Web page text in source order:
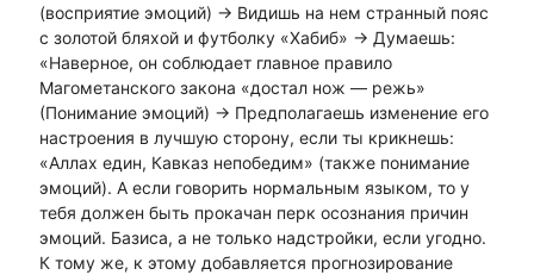
(восприятие эмоций) -> Видишь на нем странный пояс
с золотой бляхой и футболку «Хабиб» -> Думаешь:
«Наверное, он соблюдает главное правило
Магометанского закона «достал нож — режь»
(Понимание эмоций) -> Предполагаешь изменение его
настроения в лучшую сторону, если ты крикнешь:
«Аллах един, Кавказ непобедим» (также понимание
эмоций). А если говорить нормальным языком, то у
тебя должен быть прокачан перк осознания причин
эмоций. Базиса, а не только надстройки, если угодно.
К тому же, к этому добавляется прогнозирование